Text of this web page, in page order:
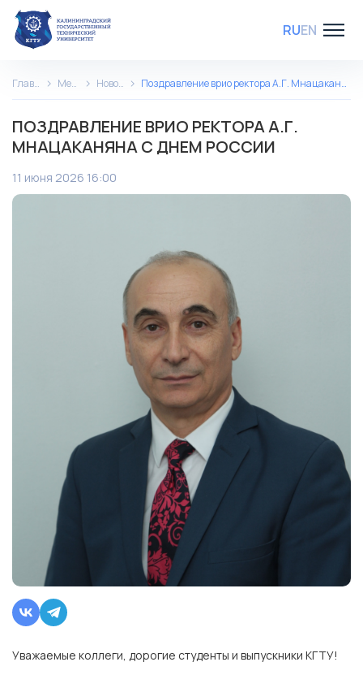
RUEN
Главная Медиа Новости Поздравление врио ректора А.Г. Мнацаканяна с Днем России
ПОЗДРАВЛЕНИЕ ВРИО РЕКТОРА А.Г.
МНАЦАКАНЯНА С ДНЕМ РОССИИ
11 июня 2026 16:00
Уважаемые коллеги, дорогие студенты и выпускники КГТУ!